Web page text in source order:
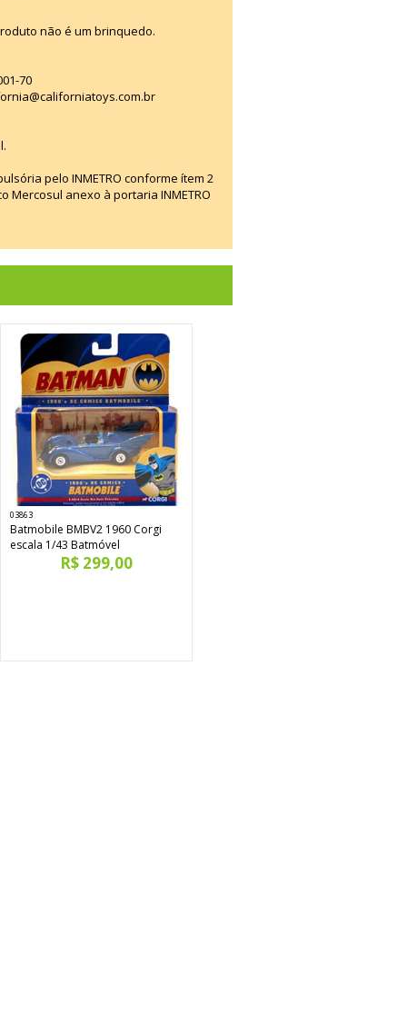
não é um brinquedo.
70
pelo INMETRO conforme ítem 2
Mercosul anexo à portaria INMETRO
03863
Batmobile BMBV2 1960 Corgi
escala 1/43 Batmóvel
R$ 299,00